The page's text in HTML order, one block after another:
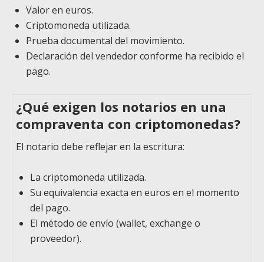
Valor en euros.
Criptomoneda utilizada.
Prueba documental del movimiento.
Declaración del vendedor conforme ha recibido el
pago.
¿Qué exigen los notarios en una
compraventa con criptomonedas?
El notario debe reflejar en la escritura:
La criptomoneda utilizada.
Su equivalencia exacta en euros en el momento
del pago.
El método de envío (wallet, exchange o
proveedor).